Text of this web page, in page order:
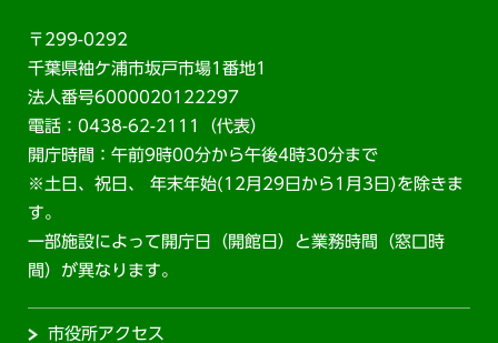
〒299-0292
千葉県袖ケ浦市坂戸市場1番地1
法人番号6000020122297
電話：0438-62-2111（代表）
開庁時間：午前9時00分から午後4時30分まで
※土日、祝日、 年末年始(12月29日から1月3日)を除きま
す。
一部施設によって開庁日（開館日）と業務時間（窓口時
間）が異なります。
市役所アクセス